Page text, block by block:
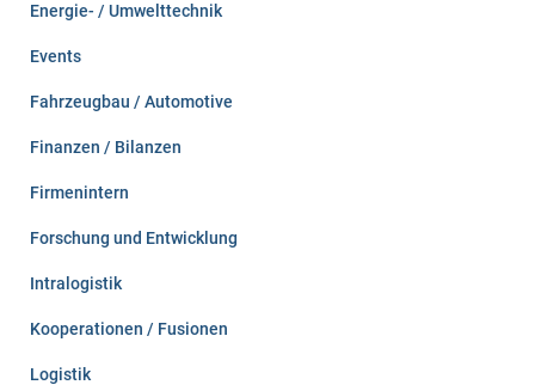
Energie- / Umwelttechnik
Events
Fahrzeugbau / Automotive
Finanzen / Bilanzen
Firmenintern
Forschung und Entwicklung
Intralogistik
Kooperationen / Fusionen
Logistik